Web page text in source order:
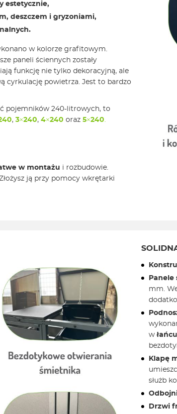
estetycznie,
deszczem i gryzoniami,
w kolorze grafitowym.
paneli ściennych zostały
funkcję nie tylko dekoracyjną, ale
cyrkulację powietrza. Jest to bardzo
pojemników 240-litrowych, to
, 3×240, 4×240 oraz 5×240.
w montażu i rozbudowie.
ją przy pomocy wkrętarki
Panele
mm.
w
Klapę
służb
Drzwi